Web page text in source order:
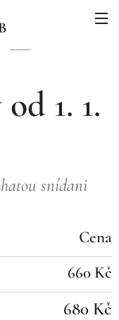
1. 1.
snídani
Cena
660 Kč
680 Kč